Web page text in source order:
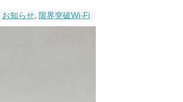
お知らせ, 限界突破Wi-Fi